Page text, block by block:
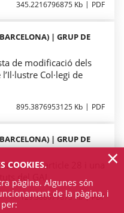
345.2216796875 Kb PDF
| GRUP DE
de modificació dels
Col·legi de
895.3876953125 Kb PDF
| GRUP DE
de l’article 28 i una
del GAJ
129.388671875 Kb PDF
COOKIES.
pàgina. Algunes són
de la pàgina, i
×